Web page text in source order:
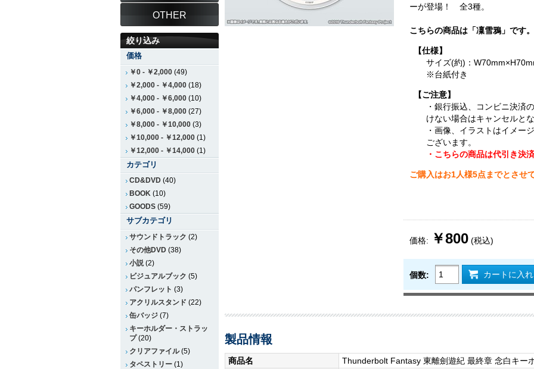
ーが登場！ 全3種。
こちらの商品は「凜雪鴉」です。
【仕様】
サイズ(約)：
※台紙付き
【ご注意】
・銀行振込、コンビニ決済
けない場合はキャンセルとな
・画像、イラストはイメー
ございます。
・こちらの商品は代引き決
ご購入はお1人様5点までとさせ
価格: ￥800 (税込)
個数: カートに入
製品情報
商品名
Thunderbolt Fantasy 東離劍遊紀 最終章 念白キー
OTHER
絞り込み
価格
￥0 - ￥2,000 (49)
￥2,000 - ￥4,000 (18)
￥4,000 - ￥6,000 (10)
￥6,000 - ￥8,000 (27)
￥8,000 - ￥10,000 (3)
￥10,000 - ￥12,000 (1)
￥12,000 - ￥14,000 (1)
カテゴリ
CD&DVD (40)
BOOK (10)
GOODS (59)
サブカテゴリ
サウンドトラック (2)
その他DVD (38)
小説 (2)
ビジュアルブック (5)
パンフレット (3)
アクリルスタンド (22)
缶バッジ (7)
キーホルダー・ストラッ
プ(20)
クリアファイル(5)
タペストリー (1)